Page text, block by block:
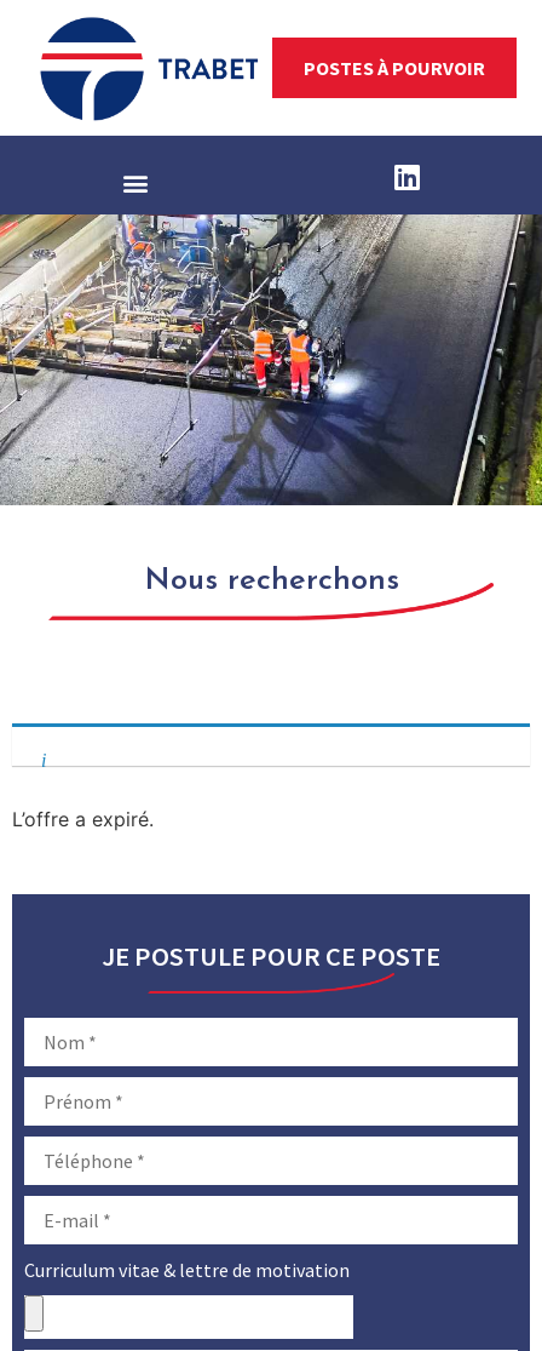
POSTES À POURVOIR
NOUS
REJOINDRE
Nous recherchons
L’offre a expiré.
JE POSTULE POUR CE POSTE
Curriculum vitae & lettre de motivation